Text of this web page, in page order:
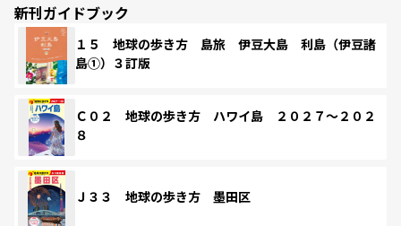
新刊ガイドブック
１５ 地球の歩き方 島旅 伊豆大島 利島（伊豆諸
島①）３訂版
Ｃ０２ 地球の歩き方 ハワイ島 ２０２７～２０２
８
Ｊ３３ 地球の歩き方 墨田区